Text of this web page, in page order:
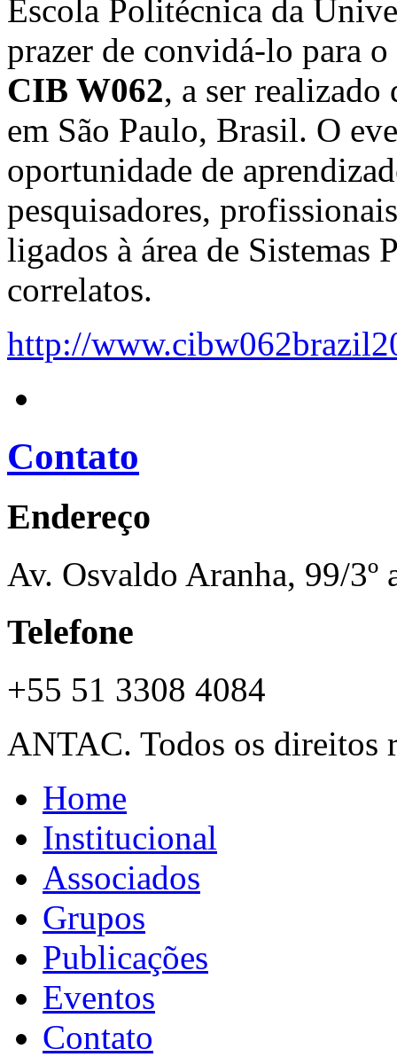
Escola Politécnica da
prazer de convidá-lo para o
CIB W062, a ser realizado
em São Paulo, Brasil. O
oportunidade de
pesquisadores,
ligados à área de Sistemas
correlatos.
http://
Contato
Endereço
Av. Osvaldo Aranha, 99/
Telefone
+55 51 3308 4084
ANTAC. Todos os direitos
Home
Institucional
Associados
Grupos
Publicações
Eventos
Contato